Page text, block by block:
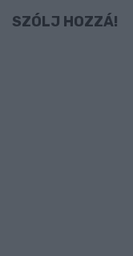
SZÓLJ HOZZÁ!